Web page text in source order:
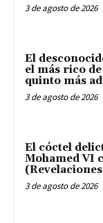
3 de agosto de 2026
El
el más rico
quinto más
3 de agosto de 2026
El cóctel
Mohamed VI
3 de agosto de 2026